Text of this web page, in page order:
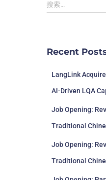
搜索…
Recent
LangLink
AI-Driven LQA
Job Opening:
Traditional
Job Opening:
Traditional